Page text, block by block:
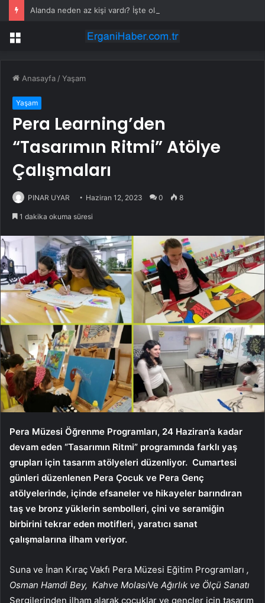
Menü
Anasayfa /Yaşam
Yaşam
Pera Learning’den
“Tasarımın Ritmi” Atölye
Çalışmaları
PINAR UYAR Haziran 12, 2023 0 8
1 dakika okuma süresi
Pera Müzesi Öğrenme Programları, 24 Haziran’a kadar
devam eden “Tasarımın Ritmi” programında farklı yaş
grupları için tasarım atölyeleri düzenliyor. Cumartesi
günleri düzenlenen Pera Çocuk ve Pera Genç
atölyelerinde, içinde efsaneler ve hikayeler barındıran
taş ve bronz yüklerin sembolleri, çini ve seramiğin
birbirini tekrar eden motifleri, yaratıcı sanat
çalışmalarına ilham veriyor.
Suna ve İnan Kıraç Vakfı Pera Müzesi Eğitim Programları ,
Osman Hamdi Bey, Kahve MolasıVe Ağırlık ve Ölçü Sanatı
Sergilerinden ilham alarak çocuklar ve gençler için tasarım